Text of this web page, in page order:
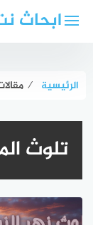
ابحاث
الرئيسية ⁄
تلوث